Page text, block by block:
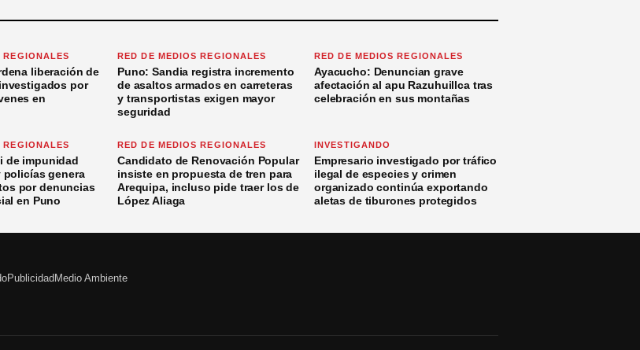
REGIONALES
liberación de
por
en
RED DE MEDIOS REGIONALES
Puno: Sandia registra incremento
de asaltos armados en carreteras
y transportistas exigen mayor
seguridad
RED DE MEDIOS REGIONALES
Ayacucho: Denuncian grave
afectación al apu Razuhuillca tras
celebración en sus montañas
REGIONALES
de impunidad
policías genera
por denuncias
en Puno
RED DE MEDIOS REGIONALES
Candidato de Renovación Popular
insiste en propuesta de tren para
Arequipa, incluso pide traer los de
López Aliaga
INVESTIGANDO
Empresario investigado por tráfico
ilegal de especies y crimen
organizado continúa exportando
aletas de tiburones protegidos
Publicidad Medio Ambiente